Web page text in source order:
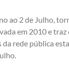
ao 2 de Julho,
em 2010 e
rede pública